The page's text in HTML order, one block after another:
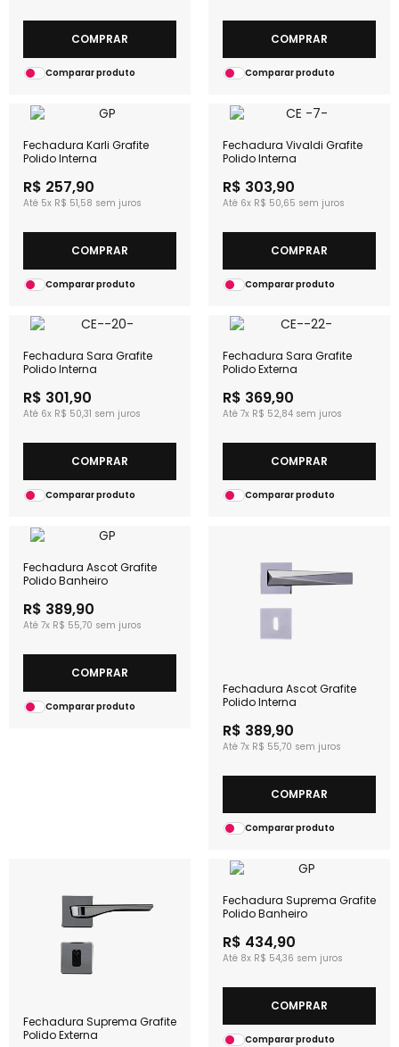
COMPRAR
Comparar produto
COMPRAR
Comparar produto
Fechadura Karli Grafite
Polido Interna
R$ 257,90
5x R$ 51,58
COMPRAR
Comparar produto
Fechadura Vivaldi Grafite
Polido Interna
R$ 303,90
6x R$ 50,65
COMPRAR
Comparar produto
Fechadura Sara Grafite
Polido Interna
R$ 301,90
6x R$ 50,31
COMPRAR
Comparar produto
Fechadura Sara Grafite
Polido Externa
R$ 369,90
7x R$ 52,84
COMPRAR
Comparar produto
Fechadura Ascot Grafite
Polido Banheiro
R$ 389,90
7x R$ 55,70
COMPRAR
Comparar produto
Fechadura Ascot Grafite
Polido Interna
R$ 389,90
7x R$ 55,70
COMPRAR
Comparar produto
Fechadura Suprema Grafite
Polido Externa
Fechadura Suprema Grafite
Polido Banheiro
R$ 434,90
8x R$ 54,36
COMPRAR
Comparar produto